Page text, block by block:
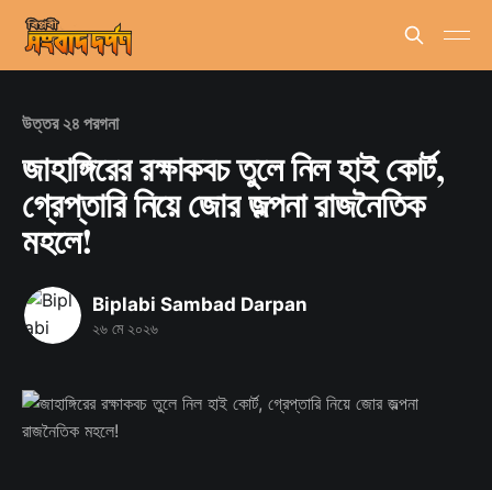
উত্তর ২৪ পরগনা
জাহাঙ্গিরের রক্ষাকবচ তুলে নিল হাই কোর্ট,
গ্রেপ্তারি নিয়ে জোর জল্পনা রাজনৈতিক
মহলে!
Biplabi Sambad Darpan
২৬ মে ২০২৬